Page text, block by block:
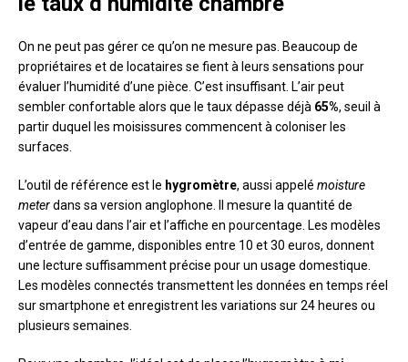
On ne peut pas gérer ce qu’on ne mesure pas. Beaucoup de
propriétaires et de locataires se fient à leurs sensations pour
évaluer l’humidité d’une pièce. C’est insuffisant. L’air peut
sembler confortable alors que le taux dépasse déjà 65%, seuil à
partir duquel les moisissures commencent à coloniser les
surfaces.
L’outil de référence est le hygromètre, aussi appelé moisture
meterdans sa version anglophone. Il mesure la quantité de
vapeur d’eau dans l’air et l’affiche en pourcentage. Les modèles
d’entrée de gamme, disponibles entre 10 et 30 euros, donnent
une lecture suffisamment précise pour un usage domestique.
Les modèles connectés transmettent les données en temps réel
sur smartphone et enregistrent les variations sur 24 heures ou
plusieurs semaines.